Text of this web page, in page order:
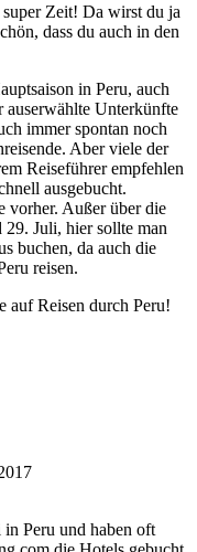
Zeit! Da wirst du ja
dass du auch in den
in Peru, auch
auserwählte Unterkünfte
immer spontan noch
Aber viele der
Reiseführer empfehlen
ausgebucht.
vorher. Außer über die
Juli, hier sollte man
buchen, da auch die
reisen.
auf Reisen durch Peru!
Peru und haben oft